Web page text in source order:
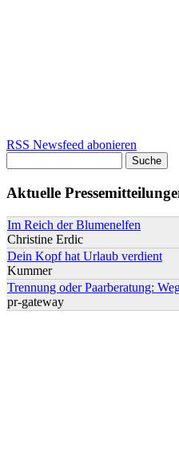
RSS Newsfeed abonieren
Aktuelle
Im Reich der Blumenelfen
Christine Erdic
Dein Kopf hat Urlaub verdient
Kummer
Trennung oder Paarberatung:
pr-gateway